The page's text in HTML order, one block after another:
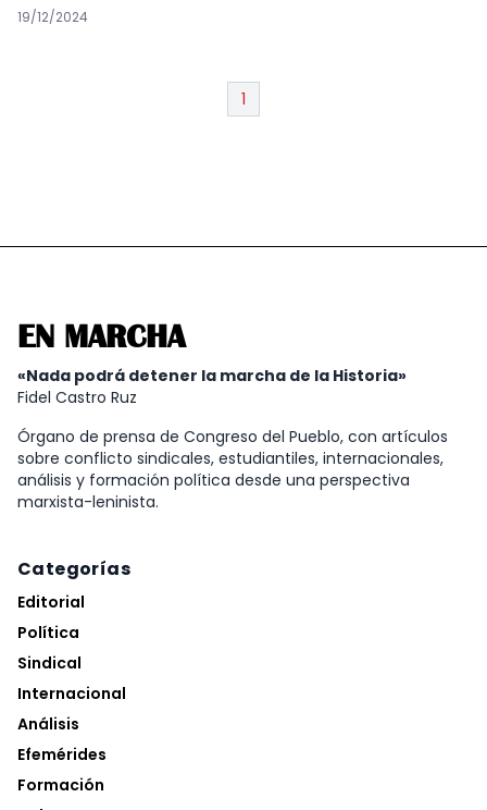
19/12/2024
1
EN MARCHA
«Nada podrá detener la marcha de la Historia»
Fidel Castro Ruz
Órgano de prensa de Congreso del Pueblo, con artículos
sobre conflicto sindicales, estudiantiles, internacionales,
análisis y formación política desde una perspectiva
marxista-leninista.
Categorías
Editorial
Política
Sindical
Internacional
Análisis
Efemérides
Formación